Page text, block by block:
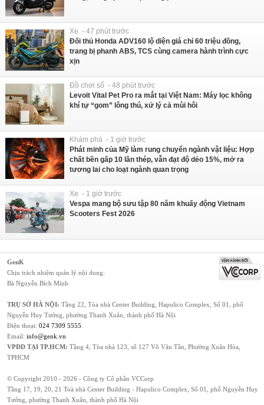
Xe - 47 phút trước
Đối thủ Honda ADV160 lộ diện giá chỉ 60 triệu đồng,
trang bị phanh ABS, TCS cùng camera hành trình cực
xịn
Đồ chơi số - 48 phút trước
Levoit Vital Pet Pro ra mắt tại Việt Nam: Máy lọc không
khí tự “gom” lông thú, xử lý cả mùi hôi
Khám phá - 1 giờ trước
Phát minh của Mỹ làm rung chuyển ngành vật liệu: Hợp
chất bền gấp 10 lần thép, vẫn đạt độ dẻo 15%, mở ra
tương lai cho loạt ngành quan trọng
Xe - 1 giờ trước
Vespa mang bộ sưu tập 80 năm khuấy động Vietnam
Scooters Fest 2026
GenK
Chịu trách nhiệm quản lý nội dung:
Bà Nguyễn Bích Minh
TRỤ SỞ HÀ NỘI: Tầng 22, Tòa nhà Center Building, Hapulico Complex, Số 01, phố
Nguyễn Huy Tưởng, phường Thanh Xuân, thành phố Hà Nội
Điện thoại: 024 7309 5555
Email: info@genk.vn
VPĐD TẠI TP.HCM: Tầng 4, Tòa nhà 123, số 127 Võ Văn Tần, Phường Xuân Hòa,
TPHCM
© Copyright 2010 - 2026 - Công ty Cổ phần VCCorp
Tầng 17, 19, 20, 21 Toà nhà Center Building - Hapulico Complex, Số 01, phố Nguyễn Huy
Tưởng, phường Thanh Xuân, thành phố Hà Nội